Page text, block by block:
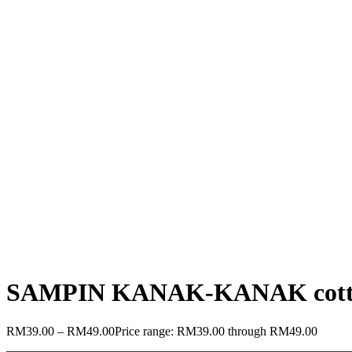
SAMPIN KANAK-KANAK
RM39.00 – RM49.00Price range: RM39.00 through RM49.00